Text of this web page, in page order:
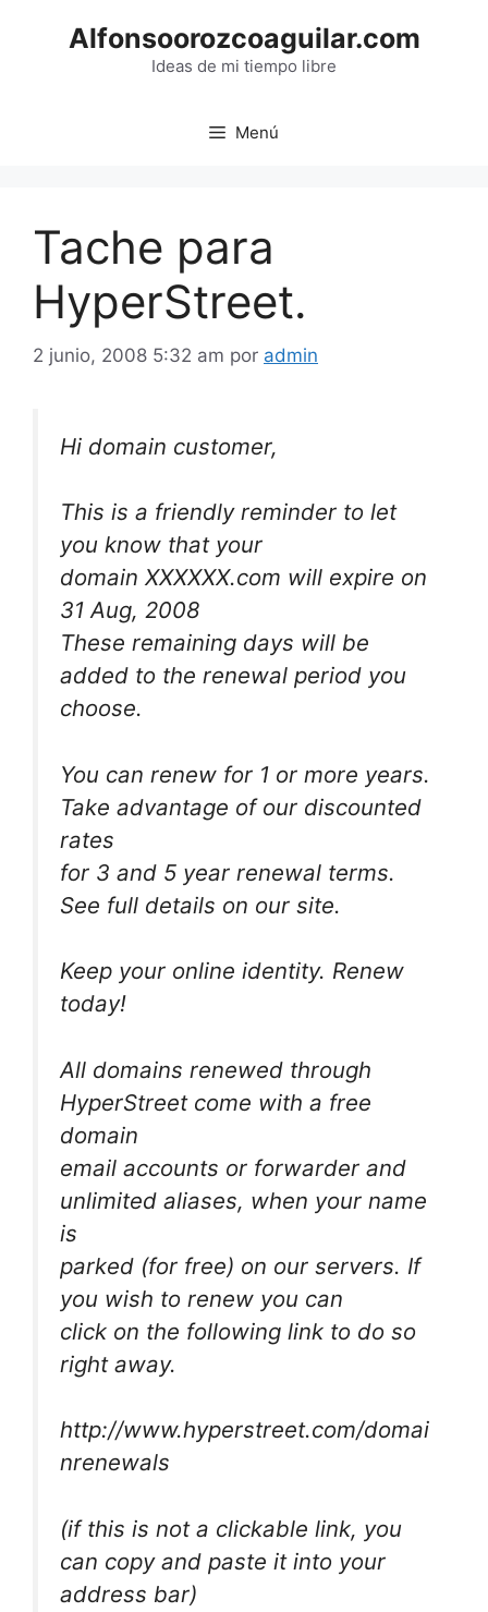
Alfonsoorozcoaguilar.com
Ideas de mi tiempo libre
Menú
Tache para
HyperStreet.
2 junio, 2008 5:32 am por admin
Hi domain customer,
This is a friendly reminder to let
you know that your
domain XXXXXX.com will expire on
31 Aug, 2008
These remaining days will be
added to the renewal period you
choose.
You can renew for 1 or more years.
Take advantage of our discounted
rates
for 3 and 5 year renewal terms.
See full details on our site.
Keep your online identity. Renew
today!
All domains renewed through
HyperStreet come with a free
domain
email accounts or forwarder and
unlimited aliases, when your name
is
parked (for free) on our servers. If
you wish to renew you can
click on the following link to do so
right away.
http://www.hyperstreet.com/domai
nrenewals
(if this is not a clickable link, you
can copy and paste it into your
address bar)